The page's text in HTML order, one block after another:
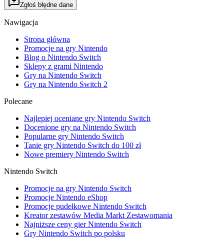
Zgłoś błędne dane
Nawigacja
Strona główna
Promocje na gry Nintendo
Blog o Nintendo Switch
Sklepy z grami Nintendo
Gry na Nintendo Switch
Gry na Nintendo Switch 2
Polecane
Najlepiej oceniane gry Nintendo Switch
Docenione gry na Nintendo Switch
Popularne gry Nintendo Switch
Tanie gry Nintendo Switch do 100 zł
Nowe premiery Nintendo Switch
Nintendo Switch
Promocje na gry Nintendo Switch
Promocje Nintendo eShop
Promocje pudełkowe Nintendo Switch
Kreator zestawów Media Markt Zestawomania
Najniższe ceny gier Nintendo Switch
Gry Nintendo Switch po polsku